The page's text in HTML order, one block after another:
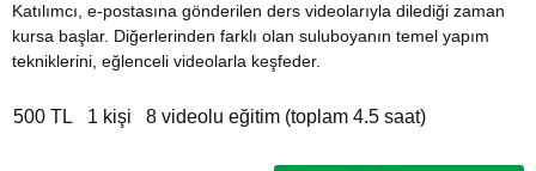
Katılımcı, e-postasına gönderilen ders videolarıyla dilediği zaman
kursa başlar. Diğerlerinden farklı olan suluboyanın temel yapım
tekniklerini, eğlenceli videolarla keşfeder.
500 TL 1 kişi 8 videolu eğitim (toplam 4.5 saat)